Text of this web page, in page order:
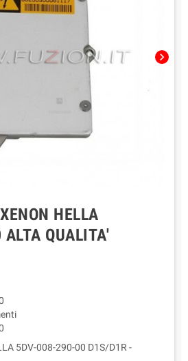
chevron_right
HELLA
QUALITA'
5DV-008-290-00 D1S/D1R -